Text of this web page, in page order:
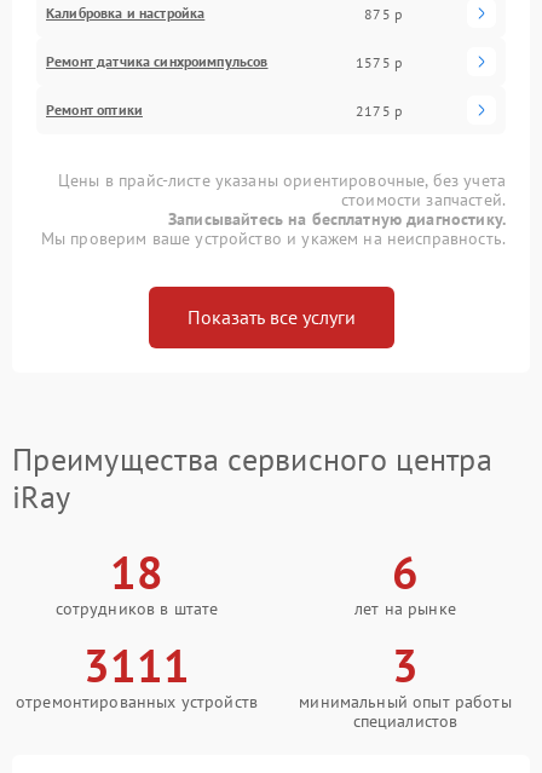
Калибровка и настройка 875 р
Ремонт датчика синхроимпульсов 1575 р
Ремонт оптики 2175 р
Цены в прайс-листе указаны ориентировочные, без учета
стоимости запчастей.
Записывайтесь на бесплатную диагностику.
Мы проверим ваше устройство и укажем на неисправность.
Показать все услуги
Преимущества сервисного центра
iRay
18
сотрудников в штате
6
лет на рынке
3111
отремонтированных устройств
3
минимальный опыт работы
специалистов